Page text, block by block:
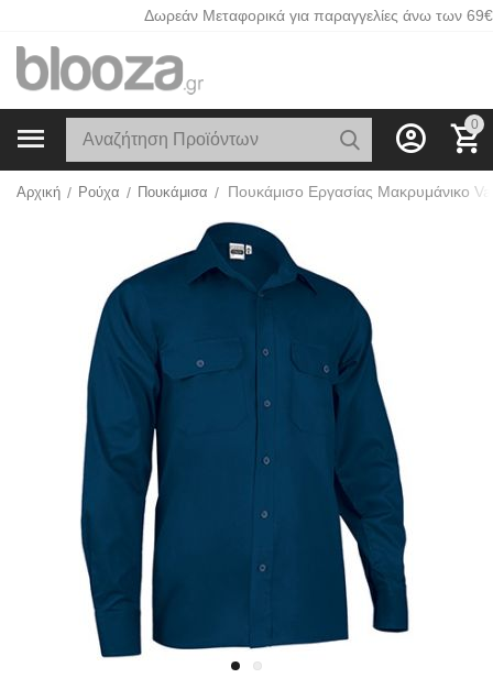
Δωρεάν Μεταφορικά για παραγγελίες άνω των 69€
0
Αρχική / Ρούχα / Πουκάμισα /